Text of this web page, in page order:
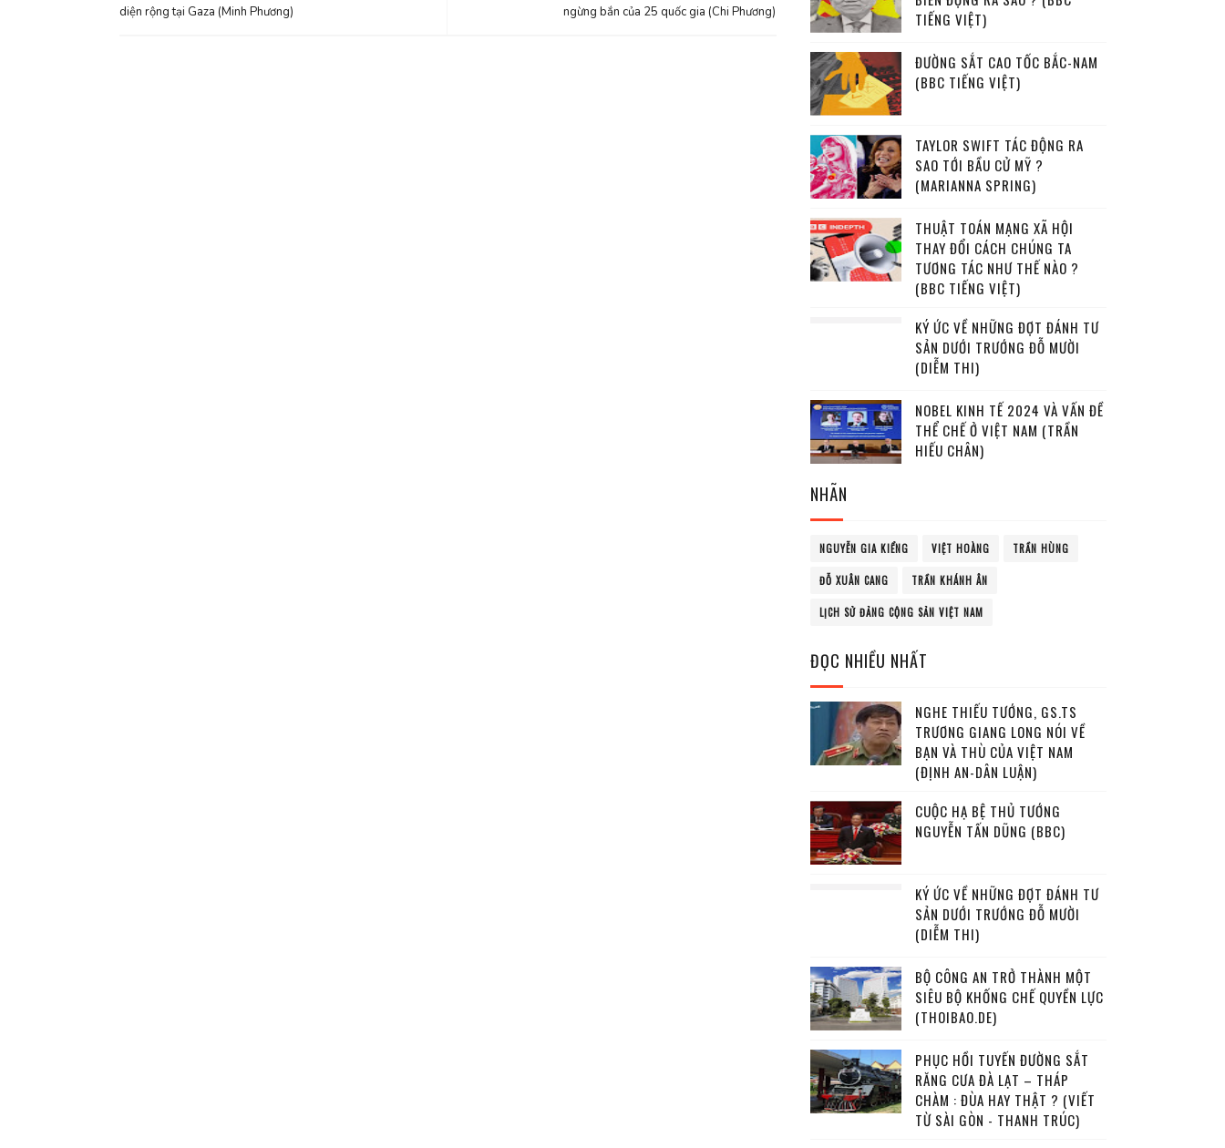
ngừng bắn của 25 quốc gia (Chi Phương)
diện rộng tại Gaza (Minh Phương)
TIẾNG VIỆT)
ĐƯỜNG SẮT CAO TỐC BẮC-NAM
(BBC TIẾNG VIỆT)
TAYLOR SWIFT TÁC ĐỘNG RA
SAO TỚI BẦU CỬ MỸ ?
(MARIANNA SPRING)
THUẬT TOÁN MẠNG XÃ HỘI
THAY ĐỔI CÁCH CHÚNG TA
TƯƠNG TÁC NHƯ THẾ NÀO ?
(BBC TIẾNG VIỆT)
KÝ ỨC VỀ NHỮNG ĐỢT ĐÁNH TƯ
SẢN DƯỚI TRƯỚNG ĐỖ MƯỜI
(DIỄM THI)
NOBEL KINH TẾ 2024 VÀ VẤN ĐỀ
THỂ CHẾ Ở VIỆT NAM (TRẦN
HIẾU CHÂN)
NHÃN
NGUYỄN GIA KIỂNG VIỆT HOÀNG TRẦN HÙNG
ĐỖ XUÂN CANG TRẦN KHÁNH ÂN
LỊCH SỬ ĐẢNG CỘNG SẢN VIỆT NAM
ĐỌC NHIỀU NHẤT
NGHE THIẾU TƯỚNG, GS.TS
TRƯƠNG GIANG LONG NÓI VỀ
BẠN VÀ THÙ CỦA VIỆT NAM
(ĐỊNH AN-DÂN LUẬN)
CUỘC HẠ BỆ THỦ TƯỚNG
NGUYỄN TẤN DŨNG (BBC)
KÝ ỨC VỀ NHỮNG ĐỢT ĐÁNH TƯ
SẢN DƯỚI TRƯỚNG ĐỖ MƯỜI
(DIỄM THI)
BỘ CÔNG AN TRỞ THÀNH MỘT
SIÊU BỘ KHỐNG CHẾ QUYỀN LỰC
(THOIBAO.DE)
PHỤC HỒI TUYẾN ĐƯỜNG SẮT
RĂNG CƯA ĐÀ LẠT – THÁP
CHÀM : ĐÙA HAY THẬT ? (VIẾT
TỪ SÀI GÒN - THANH TRÚC)